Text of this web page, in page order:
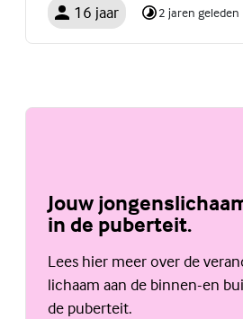
16 jaar 2 jaren geleden
Jouw
in de puberteit.
Lees hier meer over de
lichaam aan de binnen-en
de puberteit.